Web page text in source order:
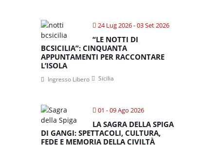
24 Lug 2026- 03 Set 2026
“LE NOTTI DI
BCSICILIA”: CINQUANTA
APPUNTAMENTI PER RACCONTARE
L’ISOLA
Sicilia
Ingresso Libero
01 - 09 Ago 2026
LA SAGRA DELLA SPIGA
DI GANGI: SPETTACOLI, CULTURA,
FEDE E MEMORIA DELLA CIVILTÀ